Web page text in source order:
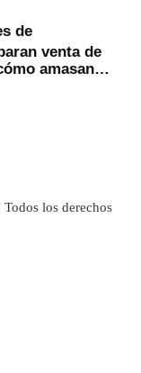
de
venta de
amasan
los derechos